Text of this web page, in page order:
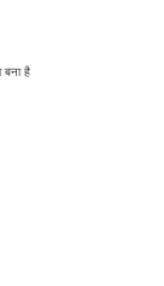
बना है